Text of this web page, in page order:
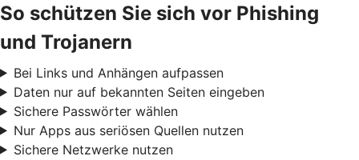
So schützen Sie sich vor Phishing
und Trojanern
Bei Links und Anhängen aufpassen
Daten nur auf bekannten Seiten eingeben
Sichere Passwörter wählen
Nur Apps aus seriösen Quellen nutzen
Sichere Netzwerke nutzen